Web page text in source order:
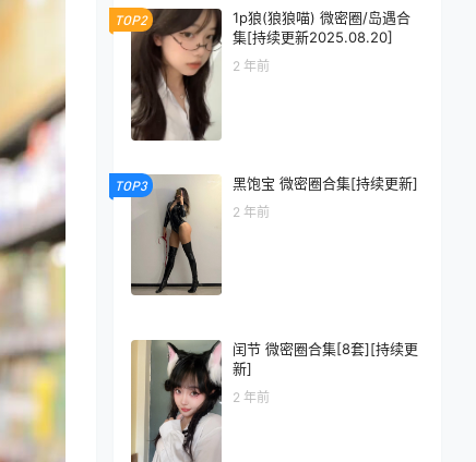
TOP2
1p狼(狼狼喵) 微密圈/岛遇合
集[持续更新2025.08.20]
2 年前
TOP3 黑饱宝 微密圈合集[持续更新]
2 年前
闰节 微密圈合集[8套][持续更
新]
2 年前